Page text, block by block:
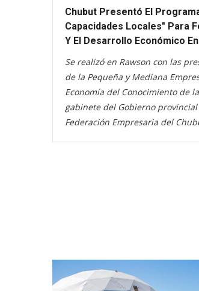
Chubut Presentó El
Capacidades Locales" Para
Y El Desarrollo Económico
Se realizó en Rawson con las
de la Pequeña y Mediana
Economía del Conocimiento de
gabinete del Gobierno
Federación Empresaria del